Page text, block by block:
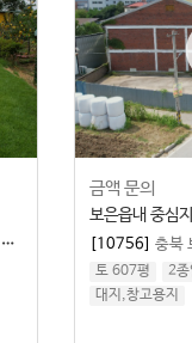
금액 문의
보은읍내 중심
[10756] 충북
토 607평
2종
대지,창고용지